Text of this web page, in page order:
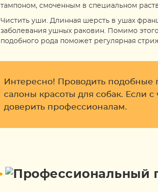
тампоном, смоченным в специальном
Чистить уши. Длинная шерсть в ушах
заболевания ушных раковин. Помимо
подобного рода поможет регулярная
Интересно! Проводить подобные
салоны красоты для собак. Если
доверить профессионалам.